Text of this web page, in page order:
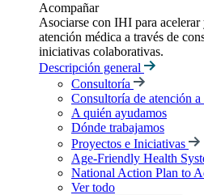
Acompañar
Asociarse con IHI para acelerar
atención médica a través de
iniciativas colaborativas.
Descripción general
Consultoría
Consultoría de atención a
A quién ayudamos
Dónde trabajamos
Proyectos e Iniciativas
Age-Friendly Health
National Action Plan to
Ver todo